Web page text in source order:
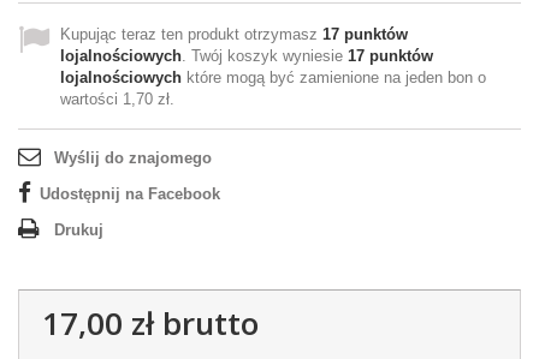
Kupując teraz ten produkt otrzymasz 17 punktów
lojalnościowych. Twój koszyk wyniesie 17 punktów
lojalnościowych które mogą być zamienione na jeden bon o
wartości 1,70 zł.
Wyślij do znajomego
Udostępnij na Facebook
Drukuj
17,00 złbrutto